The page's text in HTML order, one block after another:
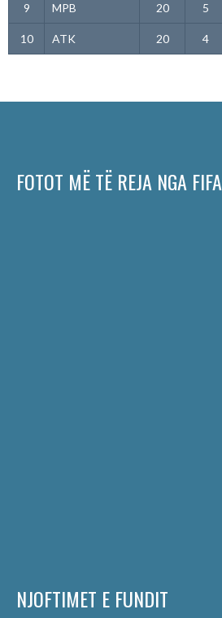
9 MPB 20 5
10 ATK 20 4
FOTOT MË TË REJA NGA FIFA
NJOFTIMET E FUNDIT